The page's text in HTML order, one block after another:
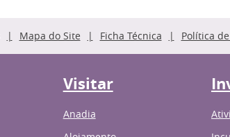
Mapa do Site Ficha Técnica Política
Visitar
Anadia